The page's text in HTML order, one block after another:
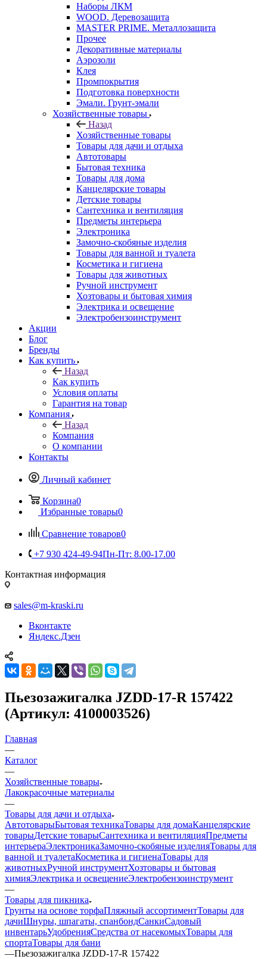
Наборы ЛКМ
WOOD. Деревозащита
MASTER PRIME. Металлозащита
Прочее
Декоративные материалы
Аэрозоли
Клея
Промпокрытия
Подготовка поверхности
Эмали. Грунт-эмали
Хозяйственные товары
Назад
Хозяйственные товары
Товары для дачи и отдыха
Автотовары
Бытовая техника
Товары для дома
Канцелярские товары
Детские товары
Сантехника и вентиляция
Предметы интерьера
Электроника
Замочно-скобяные изделия
Товары для ванной и туалета
Косметика и гигиена
Товары для животных
Ручной инструмент
Хозтовары и бытовая химия
Электрика и освещение
Электробензоинструмент
Акции
Блог
Бренды
Как купить
Назад
Как купить
Условия оплаты
Гарантия на товар
Компания
Назад
Компания
О компании
Контакты
Личный кабинет
Корзина0
Избранные товары0
Сравнение товаров0
+7 930 424-49-94Пн-Пт: 8.00-17.00
Контактная информация
sales@m-kraski.ru
Вконтакте
Яндекс.Дзен
Пьезозажигалка JZDD-17-R 157422
(Артикул: 4100003526)
Главная
—
Каталог
—
Хозяйственные товары
Лакокрасочные материалы
—
Товары для дачи и отдыха
АвтотоварыБытовая техникаТовары для домаКанцелярские
товарыДетские товарыСантехника и вентиляцияПредметы
интерьераЭлектроникаЗамочно-скобяные изделияТовары для
ванной и туалетаКосметика и гигиенаТовары для
животныхРучной инструментХозтовары и бытовая
химияЭлектрика и освещениеЭлектробензоинструмент
—
Товары для пикника
Грунты на основе торфаПляжный ассортиментТовары для
дачиШнуры, шпагаты, спанбондСанкиСадовый
инвентарьУдобренияСредства от насекомыхТовары для
спортаТовары для бани
—Пьезозажигалка JZDD-17-R 157422